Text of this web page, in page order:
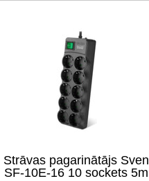
Strāvas pagarinātājs Sven
SF-10E-16 10 sockets 5m